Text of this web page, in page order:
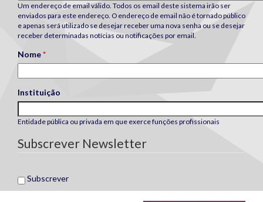
Um endereço de email válido. Todos os email deste sistema irão ser
enviados para este endereço. O endereço de email não é tornado público
e apenas será utilizado se desejar receber uma nova senha ou se desejar
receber determinadas notícias ou notificações por email.
Nome*
Instituição
Entidade pública ou privada em que exerce funções profissionais
Subscrever Newsletter
Subscrever